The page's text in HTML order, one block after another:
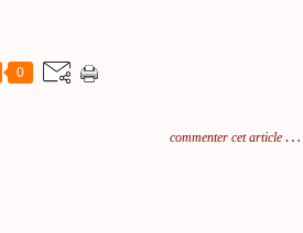
0
commenter cet article …